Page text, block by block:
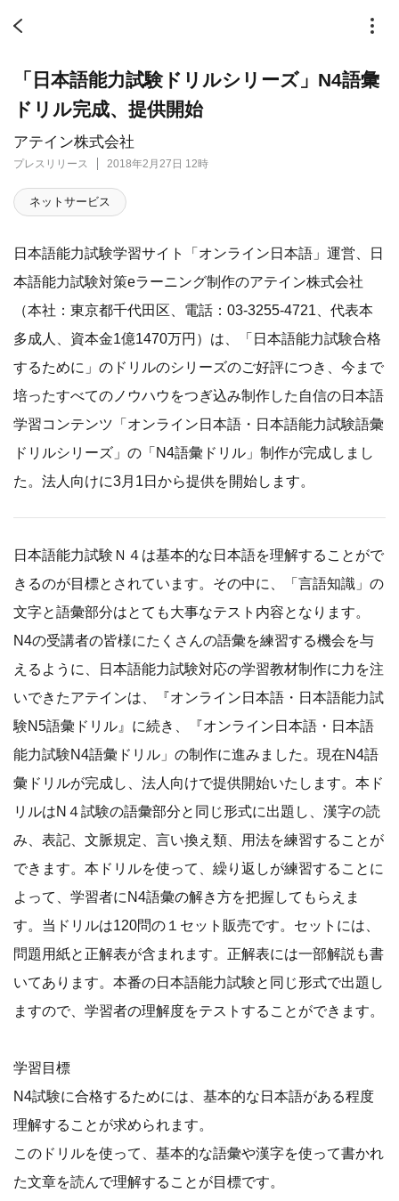
アテイン株式会社
プレスリリース 2018年2月27日 12時
「日本語能力試験ドリルシリーズ」N4語彙
ドリル完成、提供開始
ネットサービス
日本語能力試験学習サイト「オンライン日本語」運営、日
本語能力試験対策eラーニング制作のアテイン株式会社
（本社：東京都千代田区、電話：03-3255-4721、代表本
多成人、資本金1億1470万円）は、「日本語能力試験合格
するために」のドリルのシリーズのご好評につき、今まで
培ったすべてのノウハウをつぎ込み制作した自信の日本語
学習コンテンツ「オンライン日本語・日本語能力試験語彙
ドリルシリーズ」の「N4語彙ドリル」制作が完成しまし
た。法人向けに3月1日から提供を開始します。
日本語能力試験Ｎ４は基本的な日本語を理解することがで
きるのが目標とされています。その中に、「言語知識」の
文字と語彙部分はとても大事なテスト内容となります。
N4の受講者の皆様にたくさんの語彙を練習する機会を与
えるように、日本語能力試験対応の学習教材制作に力を注
いできたアテインは、『オンライン日本語・日本語能力試
験N5語彙ドリル』に続き、『オンライン日本語・日本語
能力試験N4語彙ドリル」の制作に進みました。現在N4語
彙ドリルが完成し、法人向けで提供開始いたします。本ド
リルはN４試験の語彙部分と同じ形式に出題し、漢字の読
み、表記、文脈規定、言い換え類、用法を練習することが
できます。本ドリルを使って、繰り返しが練習することに
よって、学習者にN4語彙の解き方を把握してもらえま
す。当ドリルは120問の１セット販売です。セットには、
問題用紙と正解表が含まれます。正解表には一部解説も書
いてあります。本番の日本語能力試験と同じ形式で出題し
ますので、学習者の理解度をテストすることができます。
学習目標
N4試験に合格するためには、基本的な日本語がある程度
理解することが求められます。
このドリルを使って、基本的な語彙や漢字を使って書かれ
た文章を読んで理解することが目標です。